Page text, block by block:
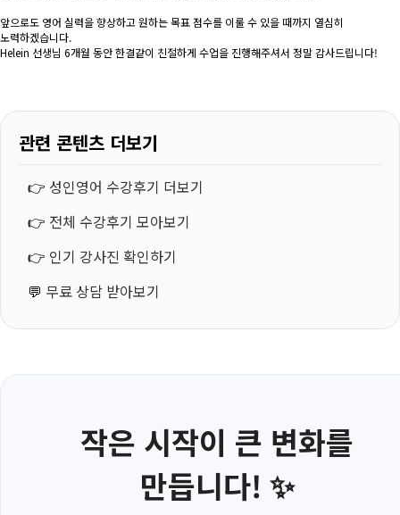
앞으로도 영어 실력을 향상하고 원하는 목표 점수를 이룰 수 있을 때까지 열심히
노력하겠습니다.
Helein 선생님 6개월 동안 한결같이 친절하게 수업을 진행해주셔서 정말 감사드립니다!
관련 콘텐츠 더보기
👉 성인영어 수강후기 더보기
👉 전체 수강후기 모아보기
👉 인기 강사진 확인하기
💬 무료 상담 받아보기
작은 시작이 큰 변화를
만듭니다! ✨